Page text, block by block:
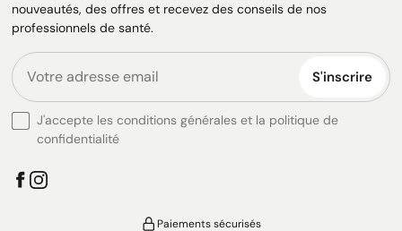
nouveautés, des offres et recevez des conseils de nos
professionnels de santé.
S'inscrire
J'accepte les conditions générales et la politique de
confidentialité
Paiements sécurisés